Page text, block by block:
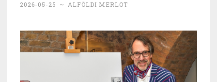
2026-05-25 ~ ALFÖLDI MERLOT